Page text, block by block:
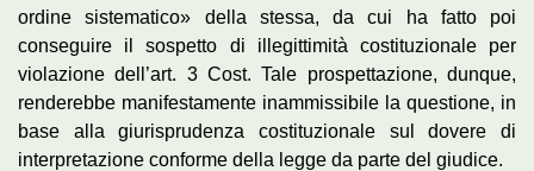
ordine sistematico» della stessa, da cui ha fatto poi
conseguire il sospetto di illegittimità costituzionale per
violazione dell’art. 3 Cost. Tale prospettazione, dunque,
renderebbe manifestamente inammissibile la questione, in
base alla giurisprudenza costituzionale sul dovere di
interpretazione conforme della legge da parte del giudice.